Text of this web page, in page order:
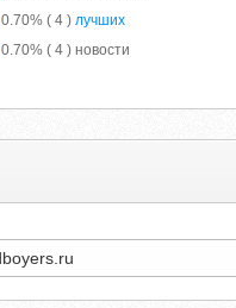
0.70% ( 4 ) лучших
0.70% ( 4 ) новости